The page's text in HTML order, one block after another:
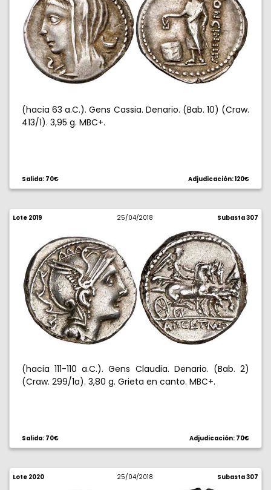
(hacia 63 a.C.). Gens Cassia. Denario. (Bab. 10) (Craw.
413/1). 3,95 g. MBC+.
Salida: 70€ Adjudicación: 120€
Lote 2019 25/04/2018 Subasta 307
(hacia 111-110 a.C.). Gens Claudia. Denario. (Bab. 2)
(Craw. 299/1a). 3,80 g. Grieta en canto. MBC+.
Salida: 70€ Adjudicación: 70€
Lote 2020 25/04/2018 Subasta 307